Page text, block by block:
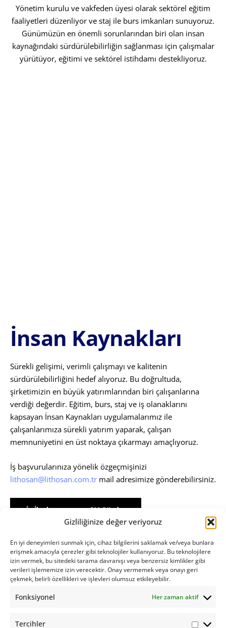
Gizliliğinize değer veriyoruz
En iyi deneyimleri sunmak için, cihaz bilgilerini saklamak ve/veya bunlara
erişmek amacıyla çerezler gibi teknolojiler kullanıyoruz. Bu teknolojilere
izin vermek, bu sitedeki tarama davranışı veya benzersiz kimlikler gibi
verileri işlememize izin verecektir. Onay vermemek veya onayı geri
çekmek, belirli özellikleri ve işlevleri olumsuz etkileyebilir.
Fonksiyonel Her zaman aktif
Tercihler
Yönetim kurulu ve vakfeden üyesi olarak sektörel eğitim
faaliyetleri düzenliyor ve staj ile burs imkanları sunuyoruz.
Günümüzün en önemli sorunlarından biri olan insan
kaynağındaki sürdürülebilirliğin sağlanması için çalışmalar
yürütüyor, eğitimi ve sektörel istihdamı destekliyoruz.
İnsan Kaynakları
Sürekli gelişimi, verimli çalışmayı ve kalitenin
sürdürülebilirliğini hedef alıyoruz. Bu doğrultuda,
şirketimizin en büyük yatırımlarından biri çalışanlarına
verdiği değerdir. Eğitim, burs, staj ve iş olanaklarını
kapsayan İnsan Kaynakları uygulamalarımız ile
çalışanlarımıza sürekli yatırım yaparak, çalışan
memnuniyetini en üst noktaya çıkarmayı amaçlıyoruz.
İş başvurularınıza yönelik özgeçmişinizi
lithosan@lithosan.com.tr mail adresimize gönderebilirsiniz.
İş İlanları CV Gönder